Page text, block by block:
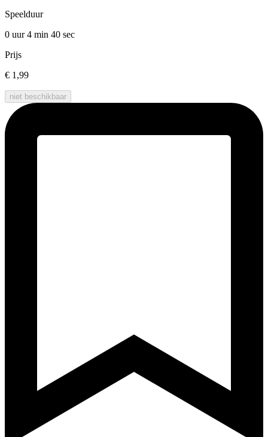
Speelduur
0 uur 4 min 40 sec
Prijs
€ 1,99
niet beschikbaar